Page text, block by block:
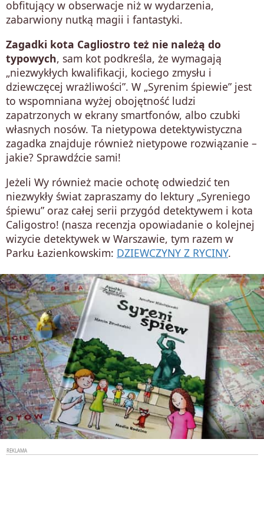
obfitujący w obserwacje niż w wydarzenia,
zabarwiony nutką magii i fantastyki.
Zagadki kota Cagliostro też nie należą do
typowych, sam kot podkreśla, że wymagają
„niezwykłych kwalifikacji, kociego zmysłu i
dziewczęcej wrażliwości”. W „Syrenim śpiewie” jest
to wspomniana wyżej obojętność ludzi
zapatrzonych w ekrany smartfonów, albo czubki
własnych nosów. Ta nietypowa detektywistyczna
zagadka znajduje również nietypowe rozwiązanie –
jakie? Sprawdźcie sami!
Jeżeli Wy również macie ochotę odwiedzić ten
niezwykły świat zapraszamy do lektury „Syreniego
śpiewu” oraz całej serii przygód detektywem i kota
Caligostro! (nasza recenzja opowiadanie o kolejnej
wizycie detektywek w Warszawie, tym razem w
Parku Łazienkowskim: DZIEWCZYNY Z RYCINY.